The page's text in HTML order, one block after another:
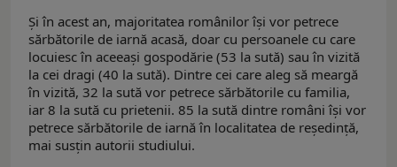
Şi în acest an, majoritatea românilor îşi vor petrece
sărbătorile de iarnă acasă, doar cu persoanele cu care
locuiesc în aceeaşi gospodărie (53 la sută) sau în vizită
la cei dragi (40 la sută). Dintre cei care aleg să meargă
în vizită, 32 la sută vor petrece sărbătorile cu familia,
iar 8 la sută cu prietenii. 85 la sută dintre români îşi vor
petrece sărbătorile de iarnă în localitatea de reşedinţă,
mai susţin autorii studiului.